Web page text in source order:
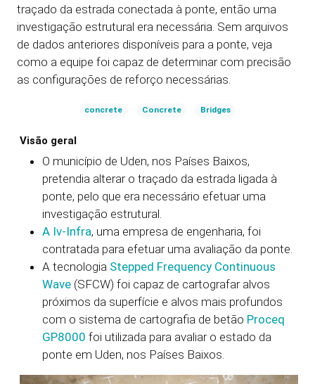
traçado da estrada conectada à ponte, então uma
investigação estrutural era necessária. Sem arquivos
de dados anteriores disponíveis para a ponte, veja
como a equipe foi capaz de determinar com precisão
as configurações de reforço necessárias.
concrete Concrete Bridges
Visão geral
O município de Uden, nos Países Baixos,
pretendia alterar o traçado da estrada ligada à
ponte, pelo que era necessário efetuar uma
investigação estrutural.
A Iv-Infra, uma empresa de engenharia, foi
contratada para efetuar uma avaliação da ponte.
A tecnologia Stepped Frequency Continuous
Wave (SFCW) foi capaz de cartografar alvos
próximos da superfície e alvos mais profundos
com o sistema de cartografia de betão Proceq
GP8000 foi utilizada para avaliar o estado da
ponte em Uden, nos Países Baixos.